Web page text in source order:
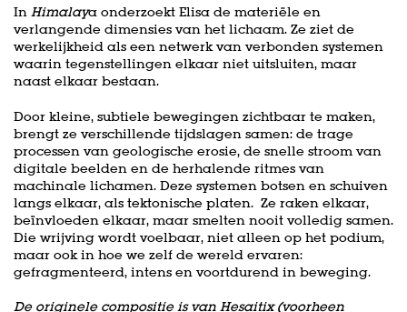
In Himalaya onderzoekt Elisa de materiële en
verlangende dimensies van het lichaam. Ze ziet de
werkelijkheid als een netwerk van verbonden systemen
waarin tegenstellingen elkaar niet uitsluiten, maar
naast elkaar bestaan.
Door kleine, subtiele bewegingen zichtbaar te maken,
brengt ze verschillende tijdslagen samen: de trage
processen van geologische erosie, de snelle stroom van
digitale beelden en de herhalende ritmes van
machinale lichamen. Deze systemen botsen en schuiven
langs elkaar, als tektonische platen. Ze raken elkaar,
beïnvloeden elkaar, maar smelten nooit volledig samen.
Die wrijving wordt voelbaar, niet alleen op het podium,
maar ook in hoe we zelf de wereld ervaren:
gefragmenteerd, intens en voortdurend in beweging.
De originele compositie is van Hesaitix (voorheen